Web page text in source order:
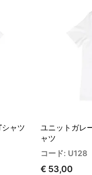
ャツ
ユニットガレ
ャツ
コード: U128
€ 53,00